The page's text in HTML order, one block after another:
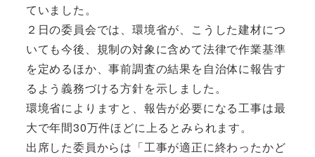
ていました。
２日の委員会では、環境省が、こうした建材につ
いても今後、規制の対象に含めて法律で作業基準
を定めるほか、事前調査の結果を自治体に報告す
るよう義務づける方針を示しました。
環境省によりますと、報告が必要になる工事は最
大で年間30万件ほどに上るとみられます。
出席した委員からは「工事が適正に終わったかど